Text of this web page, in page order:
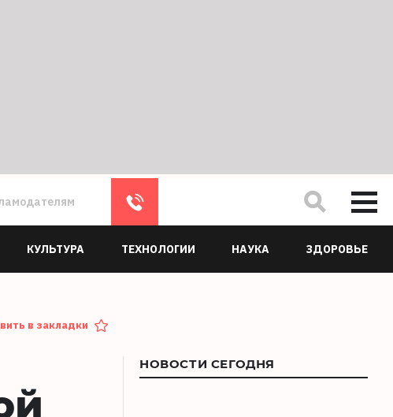
КУЛЬТУРА ТЕХНОЛОГИИ НАУКА ЗДОРОВЬЕ
в закладки
НОВОСТИ СЕГОДНЯ